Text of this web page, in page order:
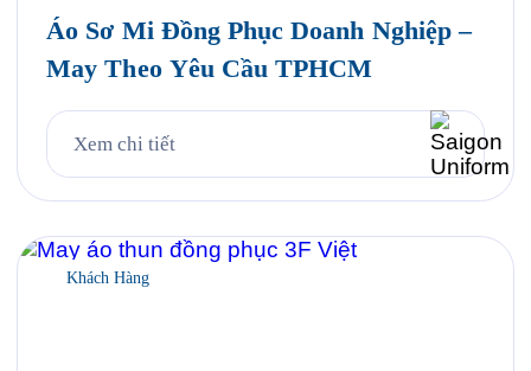
Áo Sơ Mi Đồng Phục Doanh Nghiệp –
May Theo Yêu Cầu TPHCM
Xem chi tiết
Khách Hàng